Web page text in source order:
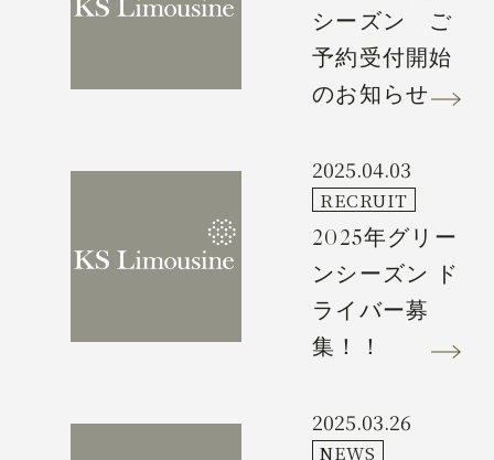
シーズン ご
予約受付開始
のお知らせ
2025年グリー
ンシーズン ド
ライバー募
集！！
2025.04.03
RECRUIT
2025.03.26
NEWS